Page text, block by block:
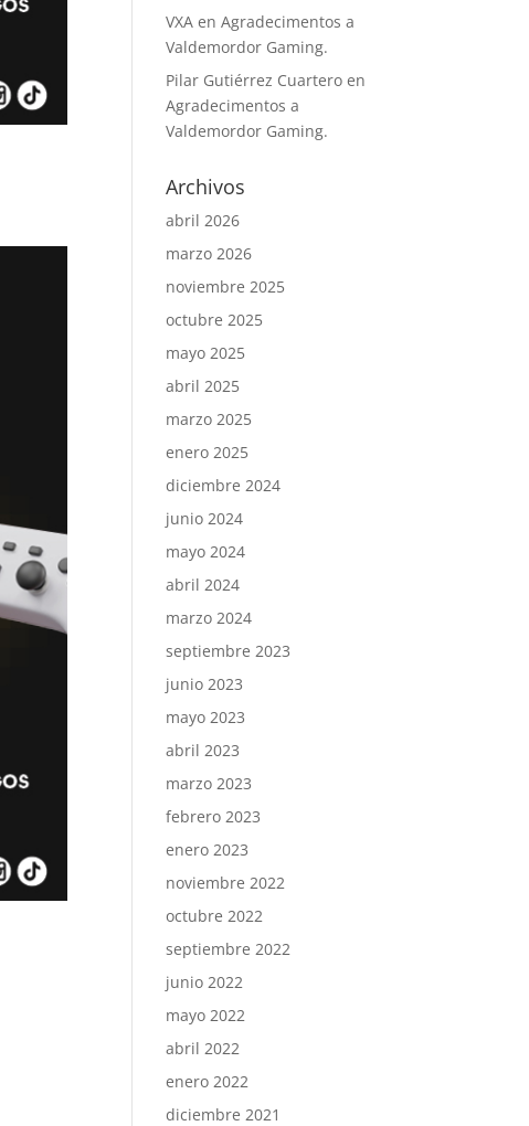
VXA enAgradecimentos a
Valdemordor Gaming.
Pilar Gutiérrez Cuartero en
Agradecimentos a
Valdemordor Gaming.
Archivos
abril 2026
marzo 2026
noviembre 2025
octubre 2025
mayo 2025
abril 2025
marzo 2025
enero 2025
diciembre 2024
junio 2024
mayo 2024
abril 2024
marzo 2024
septiembre 2023
junio 2023
mayo 2023
abril 2023
marzo 2023
febrero 2023
enero 2023
noviembre 2022
octubre 2022
septiembre 2022
junio 2022
mayo 2022
abril 2022
enero 2022
diciembre 2021